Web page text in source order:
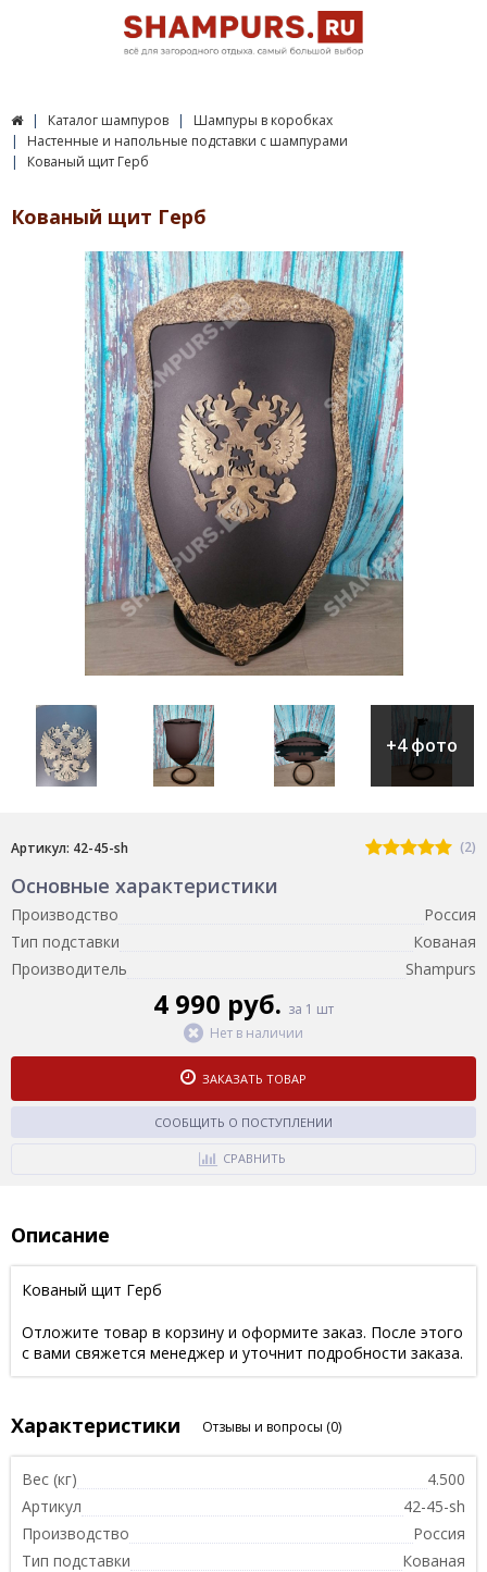
Каталог шампуров
Шампуры в коробках
Настенные и напольные подставки с шампурами
Кованый щит Герб
Кованый щит Герб
+4 фото
Артикул: 42-45-sh (2)
Основные характеристики
Производство
Россия
Тип подставки
Кованая
Производитель
Shampurs
4 990 руб. за 1 шт
Нет в наличии
ЗАКАЗАТЬ ТОВАР
СООБЩИТЬ О ПОСТУПЛЕНИИ
СРАВНИТЬ
Описание
Кованый щит Герб
Отложите товар в корзину и оформите заказ. После этого
с вами свяжется менеджер и уточнит подробности заказа.
Характеристики Отзывы и вопросы (0)
Вес (кг)
4.500
Артикул
42-45-sh
Производство
Россия
Тип подставки
Кованая